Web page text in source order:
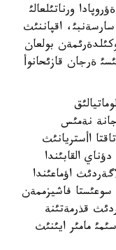
ورناتئلعالئ
اقپاننئث
بولعان
ةرجان قازئحانوأ
نةمئس
اأستريانئث
القابئندا
اؤماعئندا
سوعئستا فاشيزممةن
قذرمةتئنة
مامئر ايئنئث